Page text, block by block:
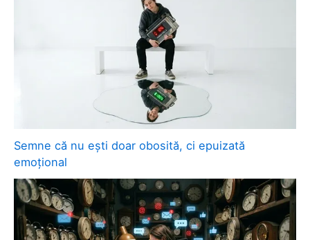
Semne că nu ești doar obosită, ci epuizată
emoțional